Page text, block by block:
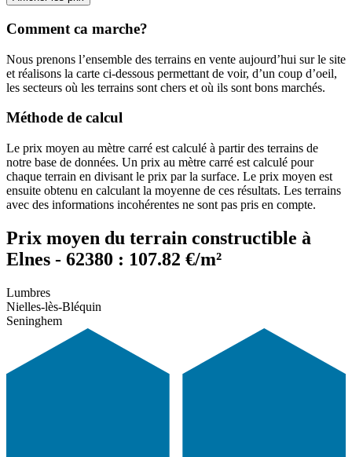
Comment ca marche?
Nous prenons l’ensemble des terrains en vente aujourd’hui sur le site
et réalisons la carte ci-dessous permettant de voir, d’un coup d’oeil,
les secteurs où les terrains sont chers et où ils sont bons marchés.
Méthode de calcul
Le prix moyen au mètre carré est calculé à partir des terrains de
notre base de données. Un prix au mètre carré est calculé pour
chaque terrain en divisant le prix par la surface. Le prix moyen est
ensuite obtenu en calculant la moyenne de ces résultats. Les terrains
avec des informations incohérentes ne sont pas pris en compte.
Prix moyen du terrain constructible à
Elnes - 62380 : 107.82 €/m²
Lumbres
Nielles-lès-Bléquin
Seninghem